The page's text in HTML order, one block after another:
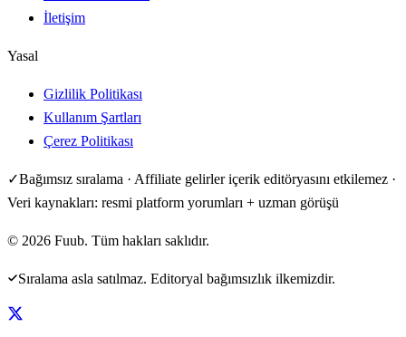
İletişim
Yasal
Gizlilik Politikası
Kullanım Şartları
Çerez Politikası
✓Bağımsız sıralama · Affiliate gelirler içerik editöryasını etkilemez ·
Veri kaynakları: resmi platform yorumları + uzman görüşü
© 2026 Fuub. Tüm hakları saklıdır.
Sıralama asla satılmaz. Editoryal bağımsızlık ilkemizdir.